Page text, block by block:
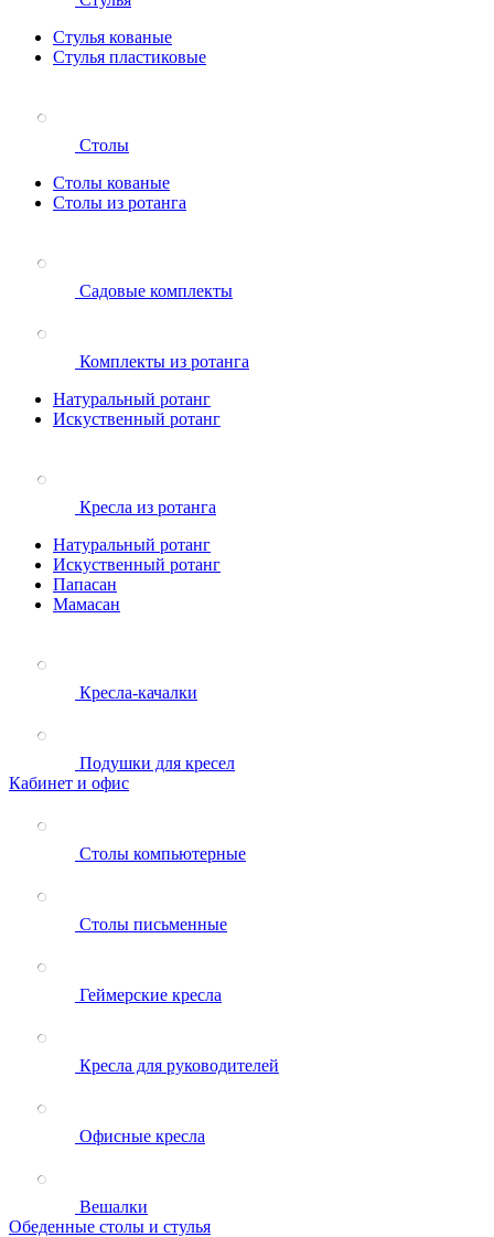
Стулья кованые
Стулья пластиковые
Столы
Столы кованые
Столы из ротанга
Садовые комплекты
Комплекты из ротанга
Натуральный ротанг
Искуственный ротанг
Кресла из ротанга
Натуральный ротанг
Искуственный ротанг
Папасан
Мамасан
Кресла-качалки
Подушки для кресел
Кабинет и офис
Столы компьютерные
Столы письменные
Геймерские кресла
Кресла для руководителей
Офисные кресла
Вешалки
Обеденные столы и стулья